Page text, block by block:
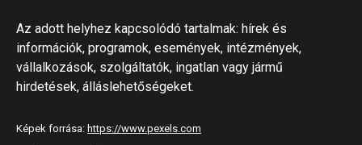
Az adott helyhez kapcsolódó tartalmak: hírek és
információk, programok, események, intézmények,
vállalkozások, szolgáltatók, ingatlan vagy jármű
hirdetések, álláslehetőségeket.
Képek forrása: https://www.pexels.com